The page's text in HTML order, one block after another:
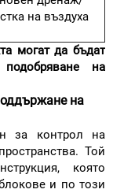
на въздуха
могат да бъдат
на
на
за контрол на
Той
която
и по този